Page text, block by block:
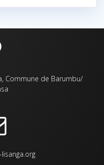
Commune de Barumbu/